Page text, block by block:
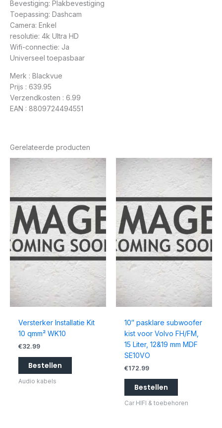
Bevestiging: Plakbevestiging
Toepassing: Dashcam
Camera: Enkel
resolutie: 4k Ultra HD
Wifi-connectie: Ja
Universeel toepasbaar
Merk : Blackvue
Prijs : 639.95
Verzendkosten : 6.99
EAN : 8809724494551
Gerelateerde producten
Versterker Installatie Kit
10 qmm² WK10
€32.99
Bestellen
Audio kabels
10″ pasklare subwoofer
kist voor Volvo FH/FM,
15 Liter, 12&19 mm MDF
SE10VO
€172.99
Bestellen
Car HIFI & toebehoren